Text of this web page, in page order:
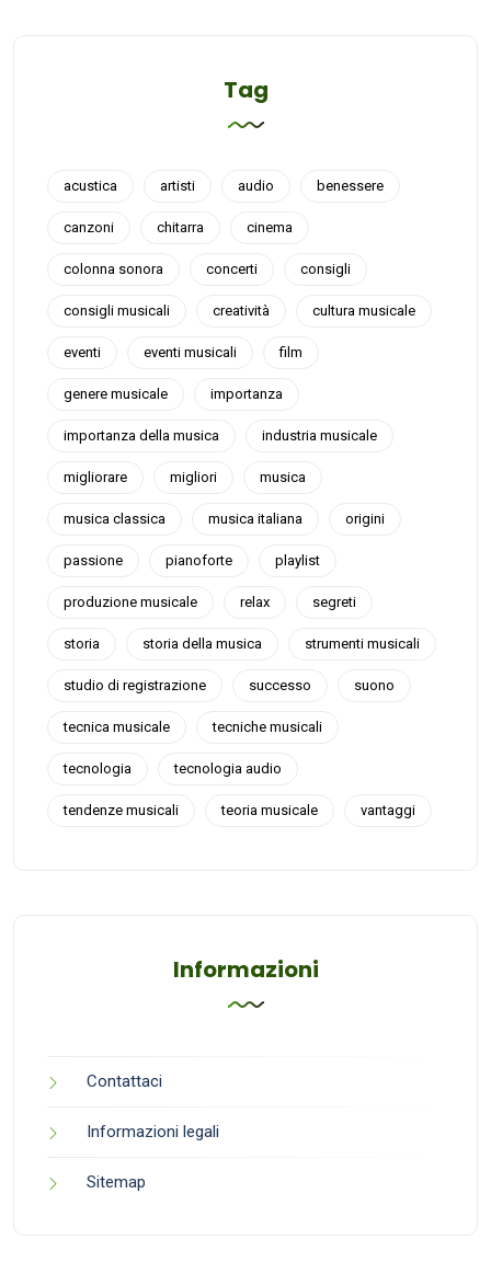
Tag
acustica artisti audio benessere
canzoni chitarra cinema
colonna sonora concerti consigli
consigli musicali creatività cultura musicale
eventi eventi musicali film
genere musicale importanza
importanza della musica industria musicale
migliorare migliori musica
musica classica musica italiana origini
passione pianoforte playlist
produzione musicale relax segreti
storia storia della musica strumenti musicali
studio di registrazione successo suono
tecnica musicale tecniche musicali
tecnologia tecnologia audio
tendenze musicali teoria musicale vantaggi
Informazioni
Contattaci
Informazioni legali
Sitemap